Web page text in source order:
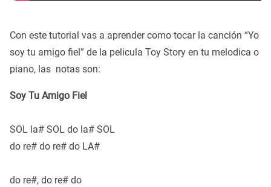
Con este tutorial vas a aprender como tocar la canción “Yo
soy tu amigo fiel” de la pelicula Toy Story en tu melodica o
piano, las notas son:
Soy Tu Amigo Fiel
SOL la# SOL do la# SOL
do re# do re# do LA#
do re#, do re# do